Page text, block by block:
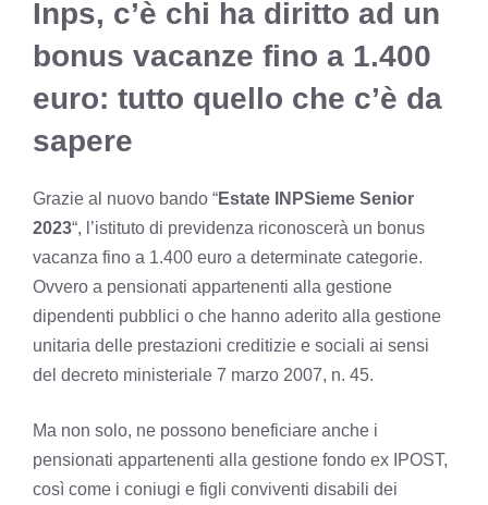
Inps, c’è chi ha diritto ad un
bonus vacanze fino a 1.400
euro: tutto quello che c’è da
sapere
Grazie al nuovo bando “Estate INPSieme Senior
2023“, l’istituto di previdenza riconoscerà un bonus
vacanza fino a 1.400 euro a determinate categorie.
Ovvero a pensionati appartenenti alla gestione
dipendenti pubblici o che hanno aderito alla gestione
unitaria delle prestazioni creditizie e sociali ai sensi
del decreto ministeriale 7 marzo 2007, n. 45.
Ma non solo, ne possono beneficiare anche i
pensionati appartenenti alla gestione fondo ex IPOST,
così come i coniugi e figli conviventi disabili dei